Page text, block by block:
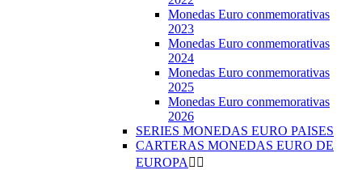
Monedas Euro conmemorativas
2023
Monedas Euro conmemorativas
2024
Monedas Euro conmemorativas
2025
Monedas Euro conmemorativas
2026
SERIES MONEDAS EURO PAISES
CARTERAS MONEDAS EURO DE
EUROPA  